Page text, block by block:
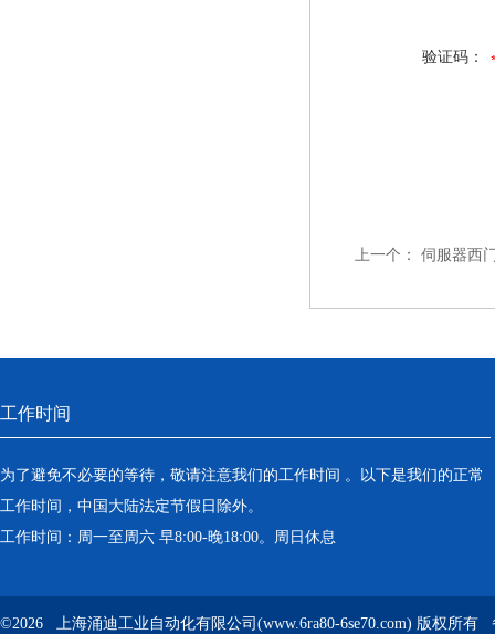
验证码：
上一个： 伺服器西
工作时间
为了避免不必要的等待，敬请注意我们的工作时间 。以下是我们的正常
工作时间，中国大陆法定节假日除外。
工作时间：周一至周六 早8:00-晚18:00。周日休息
©2026 上海涌迪工业自动化有限公司(www.6ra80-6se70.com) 版权所有